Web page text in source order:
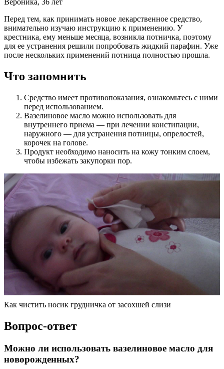
Перед тем, как принимать новое лекарственное средство,
внимательно изучаю инструкцию к применению. У
крестника, ему меньше месяца, возникла потничка, поэтому
для ее устранения решили попробовать жидкий парафин. Уже
после нескольких применений потница полностью прошла.
Что запомнить
Средство имеет противопоказания, ознакомьтесь с ними
перед использованием.
Вазелиновое масло можно использовать для
внутреннего приема — при лечении констипации,
наружного — для устранения потницы, опрелостей,
корочек на голове.
Продукт необходимо наносить на кожу тонким слоем,
чтобы избежать закупорки пор.
Как чистить носик грудничка от засохшей слизи
Вопрос-ответ
Можно ли использовать вазелиновое масло для
новорожденных?